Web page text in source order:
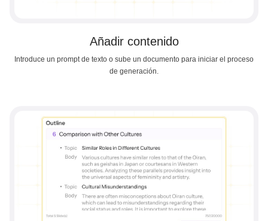
Añadir contenido
Introduce un prompt de texto o sube un documento para iniciar el proceso
de generación.